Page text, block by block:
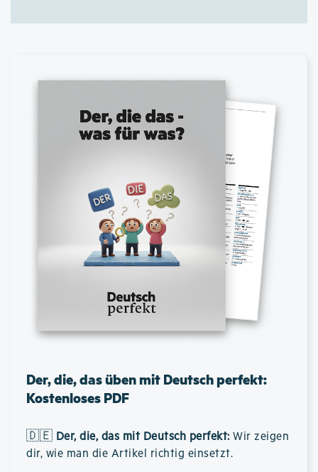
Der, die, das üben mit Deutsch perfekt:
Kostenloses PDF
🇩🇪 Der, die, das mit Deutsch perfekt: Wir zeigen
dir, wie man die Artikel richtig einsetzt.